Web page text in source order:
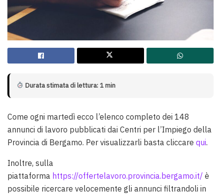
Durata stimata di lettura: 1 min
Come ogni martedì ecco l’elenco completo dei 148
annunci di lavoro pubblicati dai Centri per l’Impiego della
Provincia di Bergamo. Per visualizzarli basta cliccare qui.
Inoltre, sulla
piattaforma https://offertelavoro.provincia.bergamo.it/ è
possibile ricercare velocemente gli annunci filtrandoli in